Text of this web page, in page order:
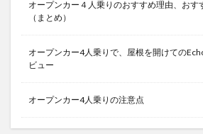
オープンカー４人乗りのおすすめ理由、おす
（まとめ）
オープンカー4人乗りで、屋根を開けての
ビュー
オープンカー4人乗りの注意点